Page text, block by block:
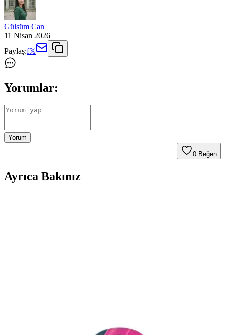
Gülsüm Can
11 Nisan 2026
Paylaş:f𝕏
Yorumlar:
Yorum
0 Beğen
Ayrıca Bakınız